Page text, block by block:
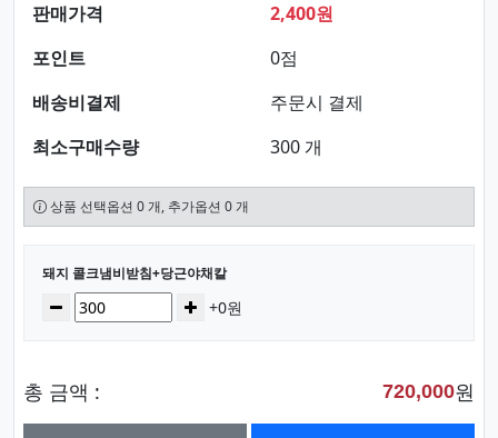
판매가격
2,400원
포인트
0점
배송비결제
주문시 결제
최소구매수량
300 개
상품 선택옵션 0 개, 추가옵션 0 개
선택된 옵션
돼지 콜크냄비받침+당근야채칼
수량감소 증가+0원
총 금액 : 720,000원